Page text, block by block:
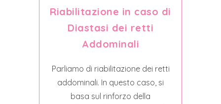
Riabilitazione in caso di
Diastasi dei retti
Addominali
Parliamo di riabilitazione dei retti
addominali. In questo caso, si
basa sul rinforzo della